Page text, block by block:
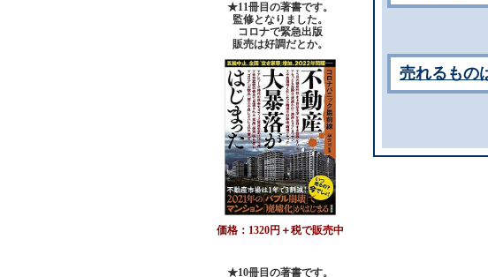
★11冊目の著書です。
監修となりました。
コロナで緊急出版
販売は好調だとか。
価格：1320円＋税で販売中
★10冊目の著書です。
売れるもの